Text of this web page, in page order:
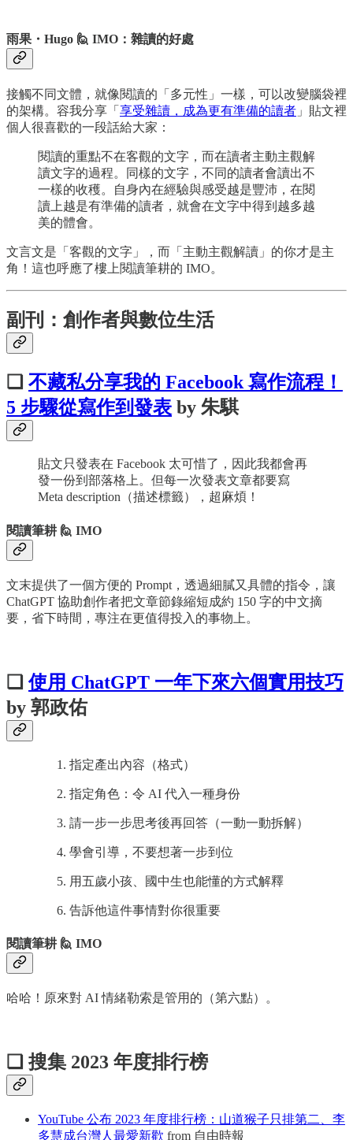
雨果・Hugo 🙋 IMO：雜讀的好處
接觸不同文體，就像閱讀的「多元性」一樣，可以改變腦袋裡
的架構。容我分享「 享受雜讀，成為更有準備的讀者 」貼文裡
個人很喜歡的一段話給大家：
閱讀的重點不在客觀的文字，而在讀者主動主觀解
讀文字的過程。同樣的文字，不同的讀者會讀出不
一樣的收穫。自身內在經驗與感受越是豐沛，在閱
讀上越是有準備的讀者，就會在文字中得到越多越
美的體會。
文言文是「客觀的文字」，而「主動主觀解讀」的你才是主
角！這也呼應了樓上閱讀筆耕的 IMO。
副刊：創作者與數位生活
❏ 不藏私分享我的 Facebook 寫作流程！
5 步驟從寫作到發表 by 朱騏
貼文只發表在 Facebook 太可惜了，因此我都會再
發一份到部落格上。但每一次發表文章都要寫
Meta description（描述標籤），超麻煩！
閱讀筆耕 🙋 IMO
文末提供了一個方便的 Prompt，透過細膩又具體的指令，讓
ChatGPT 協助創作者把文章節錄縮短成約 150 字的中文摘
要，省下時間，專注在更值得投入的事物上。
❏使用 ChatGPT 一年下來六個實用技巧
by 郭政佑
指定產出內容（格式）
指定角色：令 AI 代入一種身份
請一步一步思考後再回答（一動一動拆解）
學會引導，不要想著一步到位
用五歲小孩、國中生也能懂的方式解釋
告訴他這件事情對你很重要
閱讀筆耕 🙋 IMO
哈哈！原來對 AI 情緒勒索是管用的（第六點）。
❏ 搜集 2023 年度排行榜
YouTube 公布 2023 年度排行榜：山道猴子只排第二、李
多慧成台灣人最愛新歡 from 自由時報